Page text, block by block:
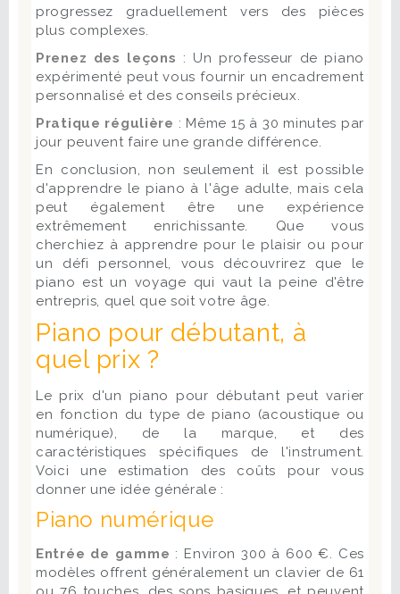
progressez graduellement vers des pièces
plus complexes.
Prenez des leçons : Un professeur de piano
expérimenté peut vous fournir un encadrement
personnalisé et des conseils précieux.
Pratique régulière : Même 15 à 30 minutes par
jour peuvent faire une grande différence.
En conclusion, non seulement il est possible
d'apprendre le piano à l'âge adulte, mais cela
peut également être une expérience
extrêmement enrichissante. Que vous
cherchiez à apprendre pour le plaisir ou pour
un défi personnel, vous découvrirez que le
piano est un voyage qui vaut la peine d'être
entrepris, quel que soit votre âge.
Piano pour débutant, à
quel prix ?
Le prix d'un piano pour débutant peut varier
en fonction du type de piano (acoustique ou
numérique), de la marque, et des
caractéristiques spécifiques de l'instrument.
Voici une estimation des coûts pour vous
donner une idée générale :
Piano numérique
Entrée de gamme : Environ 300 à 600 €. Ces
modèles offrent généralement un clavier de 61